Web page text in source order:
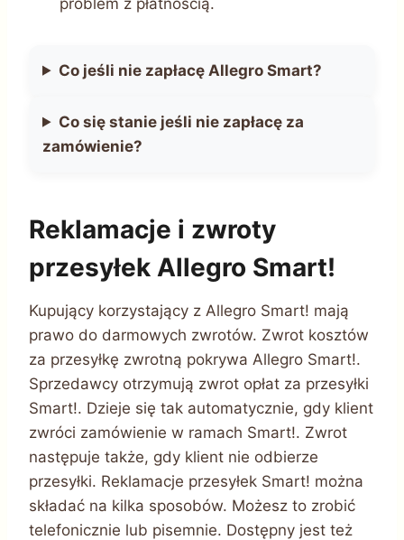
Co jeśli nie zapłacę Allegro Smart?
Co się stanie jeśli nie zapłacę za
zamówienie?
Reklamacje i zwroty
przesyłek Allegro Smart!
Kupujący korzystający z Allegro Smart! mają
prawo do darmowych zwrotów. Zwrot kosztów
za przesyłkę zwrotną pokrywa Allegro Smart!.
Sprzedawcy otrzymują zwrot opłat za przesyłki
Smart!. Dzieje się tak automatycznie, gdy klient
zwróci zamówienie w ramach Smart!. Zwrot
następuje także, gdy klient nie odbierze
przesyłki. Reklamacje przesyłek Smart! można
składać na kilka sposobów. Możesz to zrobić
telefonicznie lub pisemnie. Dostępny jest też